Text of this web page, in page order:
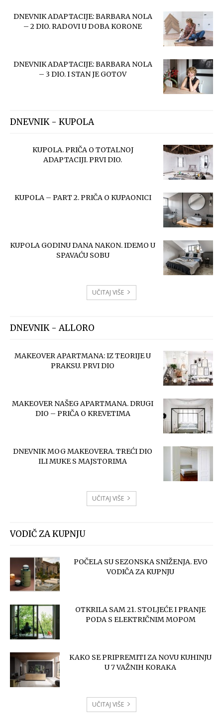
DNEVNIK ADAPTACIJE: BARBARA NOLA
– 2 DIO. RADOVI U DOBA KORONE
DNEVNIK ADAPTACIJE: BARBARA NOLA
– 3 DIO. I STAN JE GOTOV
DNEVNIK - KUPOLA
KUPOLA. PRIČA O TOTALNOJ
ADAPTACIJI. PRVI DIO.
KUPOLA – PART 2. PRIČA O KUPAONICI
KUPOLA GODINU DANA NAKON. IDEMO U
SPAVAĆU SOBU
UČITAJ VIŠE
DNEVNIK - ALLORO
MAKEOVER APARTMANA: IZ TEORIJE U
PRAKSU. PRVI DIO
MAKEOVER NAŠEG APARTMANA. DRUGI
DIO – PRIČA O KREVETIMA
DNEVNIK MOG MAKEOVERA. TREĆI DIO
ILI MUKE S MAJSTORIMA
UČITAJ VIŠE
VODIČ ZA KUPNJU
POČELA SU SEZONSKA SNIŽENJA. EVO
VODIČA ZA KUPNJU
OTKRILA SAM 21. STOLJEĆE I PRANJE
PODA S ELEKTRIČNIM MOPOM
KAKO SE PRIPREMITI ZA NOVU KUHINJU
U 7 VAŽNIH KORAKA
UČITAJ VIŠE